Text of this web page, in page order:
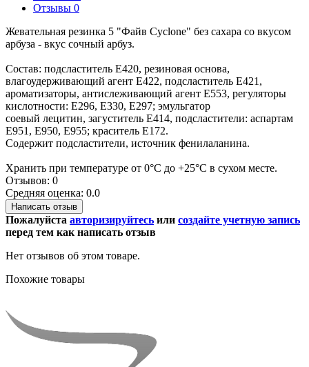
Отзывы 0
Жевательная резинка 5 "Файв Cyclone" без сахара со вкусом
арбуза - вкус сочный арбуз.
Состав: подсластитель Е420, резиновая основа,
влагоудерживающий агент Е422, подсластитель Е421,
ароматизаторы, антислеживающий агент Е553, регуляторы
кислотности: Е296, Е330, Е297; эмульгатор
соевый лецитин, загуститель Е414, подсластители: аспартам
Е951, Е950, Е955; краситель Е172.
Содержит подсластители, источник фенилаланина.
Хранить при температуре от 0°С до +25°С в сухом месте.
Отзывов: 0
Средняя оценка: 0.0
Написать отзыв
Пожалуйста авторизируйтесь или создайте учетную запись
перед тем как написать отзыв
Нет отзывов об этом товаре.
Похожие товары